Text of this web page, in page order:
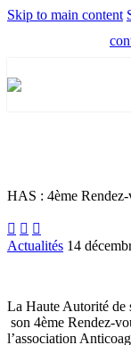
Skip to main content
HAS : 4ème Rendez-
  
Actualités 14
La Haute Autorité de
son 4ème Rendez-
l’association